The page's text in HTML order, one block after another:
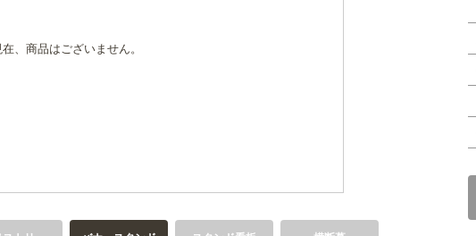
在、商品はございません。